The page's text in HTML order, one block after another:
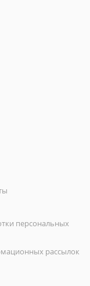
персональных
рассылок